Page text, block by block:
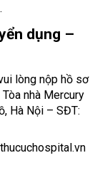
dụng –
lòng nộp hồ sơ
nhà Mercury
Hà Nội – SĐT: